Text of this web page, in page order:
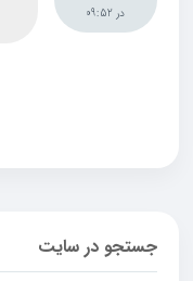
در 09:52
جستجو در سایت